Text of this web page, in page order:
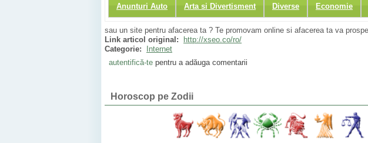
Anunturi Auto Arta si Divertisment Diverse Economie
sau un site pentru afacerea ta ? Te promovam online si afacerea ta va
Link articol original:
http://xseo.co/ro/
Categorie:
Internet
autentifică-tepentru a adăuga comentarii
Horoscop pe Zodii